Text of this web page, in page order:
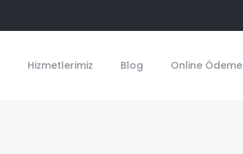
Hizmetlerimiz Blog Online Ödeme